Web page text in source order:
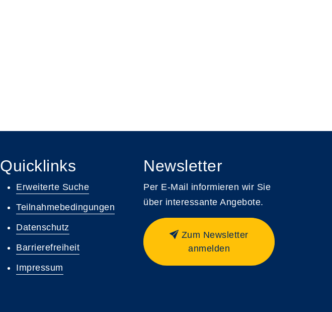
Quicklinks
Erweiterte Suche
Teilnahmebedingungen
Datenschutz
Barrierefreiheit
Impressum
Newsletter
Per E-Mail informieren wir Sie
über interessante Angebote.
Zum Newsletter
anmelden